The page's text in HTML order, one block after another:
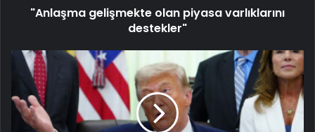
"Anlaşma gelişmekte olan piyasa varlıklarını
destekler"